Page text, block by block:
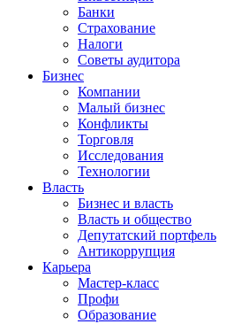
Банки
Страхование
Налоги
Советы аудитора
Бизнес
Компании
Малый бизнес
Конфликты
Торговля
Исследования
Технологии
Власть
Бизнес и власть
Власть и общество
Депутатский портфель
Антикоррупция
Карьера
Мастер-класс
Профи
Образование